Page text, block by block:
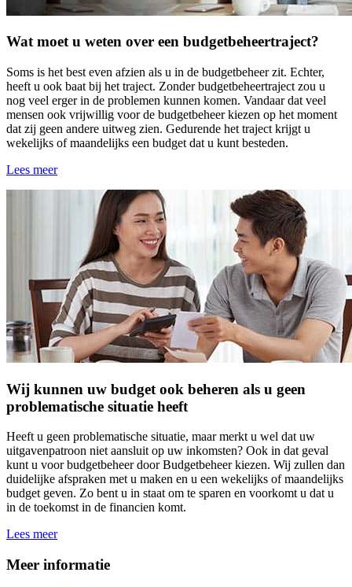
Wat moet u weten over een budgetbeheertraject?
Soms is het best even afzien als u in de budgetbeheer zit. Echter,
heeft u ook baat bij het traject. Zonder budgetbeheertraject zou u
nog veel erger in de problemen kunnen komen. Vandaar dat veel
mensen ook vrijwillig voor de budgetbeheer kiezen op het moment
dat zij geen andere uitweg zien. Gedurende het traject krijgt u
wekelijks of maandelijks een budget dat u kunt besteden.
Lees meer
Wij kunnen uw budget ook beheren als u geen
problematische situatie heeft
Heeft u geen problematische situatie, maar merkt u wel dat uw
uitgavenpatroon niet aansluit op uw inkomsten? Ook in dat geval
kunt u voor budgetbeheer door Budgetbeheer kiezen. Wij zullen dan
duidelijke afspraken met u maken en u een wekelijks of maandelijks
budget geven. Zo bent u in staat om te sparen en voorkomt u dat u
in de toekomst in de financien komt.
Lees meer
Meer informatie